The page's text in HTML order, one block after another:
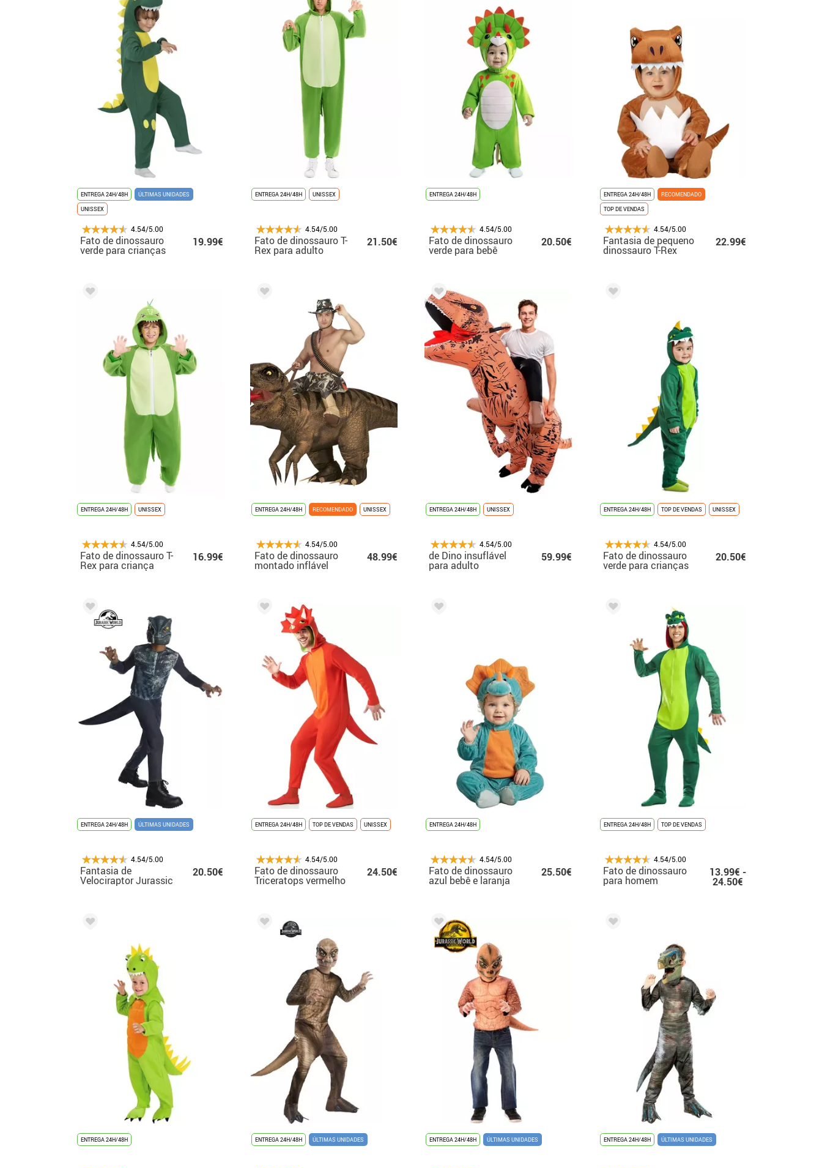
ENTREGA 24H/48H
ÚLTIMAS UNIDADES
UNISSEX
4.54/5.00
Fato de dinossauro
verde para crianças
19.99€
ENTREGA 24H/48H UNISSEX
4.54/5.00
Fato de dinossauro T-
Rex para adulto
21.50€
ENTREGA 24H/48H
4.54/5.00
Fato de dinossauro
verde para bebê
20.50€
ENTREGA 24H/48H
RECOMENDADO
TOP DE VENDAS
4.54/5.00
Fantasia de pequeno
dinossauro T-Rex
22.99€
ENTREGA 24H/48H UNISSEX
4.54/5.00
Fato de dinossauro T-
Rex para criança
16.99€
ENTREGA 24H/48H RECOMENDADO UNISSEX
4.54/5.00
Fato de dinossauro
montado inflável
48.99€
ENTREGA 24H/48H UNISSEX
4.54/5.00
de Dino insuflável
para adulto
59.99€
ENTREGA 24H/48H TOP DE VENDAS UNISSEX
4.54/5.00
Fato de dinossauro
verde para crianças
20.50€
ENTREGA 24H/48H ÚLTIMAS UNIDADES
4.54/5.00
Fantasia de
Velociraptor Jurassic
World Opp com
20.50€
ENTREGA 24H/48H TOP DE VENDAS UNISSEX
4.54/5.00
Fato de dinossauro
Triceratops vermelho
para adulto
24.50€
ENTREGA 24H/48H
4.54/5.00
Fato de dinossauro
azul bebê e laranja
25.50€
ENTREGA 24H/48H TOP DE VENDAS
4.54/5.00
Fato de dinossauro
para homem
13.99€ -
24.50€
ENTREGA 24H/48H ENTREGA 24H/48H ÚLTIMAS UNIDADES ENTREGA 24H/48H ÚLTIMAS UNIDADES ENTREGA 24H/48H ÚLTIMAS UNIDADES